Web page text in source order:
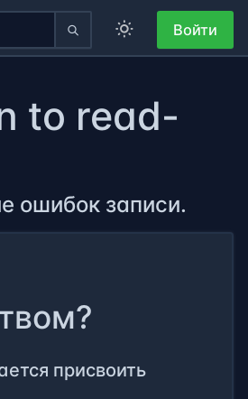
Войти
to read-
ошибок записи.
присвоить